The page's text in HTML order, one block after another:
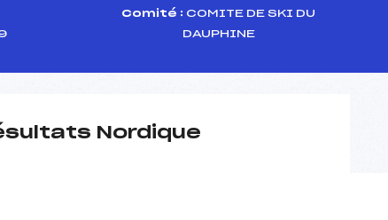
Comité : COMITE DE SKI DU
DAUPHINE
Nordique